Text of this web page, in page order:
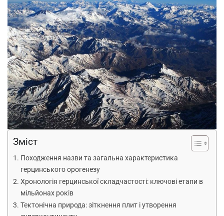
Зміст
Походження назви та загальна характеристика
герцинського орогенезу
Хронологія герцинської складчастості: ключові етапи в
мільйонах років
Тектонічна природа: зіткнення плит і утворення